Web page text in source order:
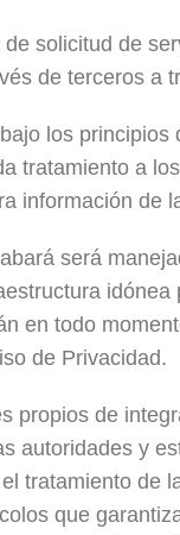
solicitud de
de terceros a
los
tratamiento a
información de
será
en todo
de Privacidad.
propios de
autoridades y
tratamiento de
que